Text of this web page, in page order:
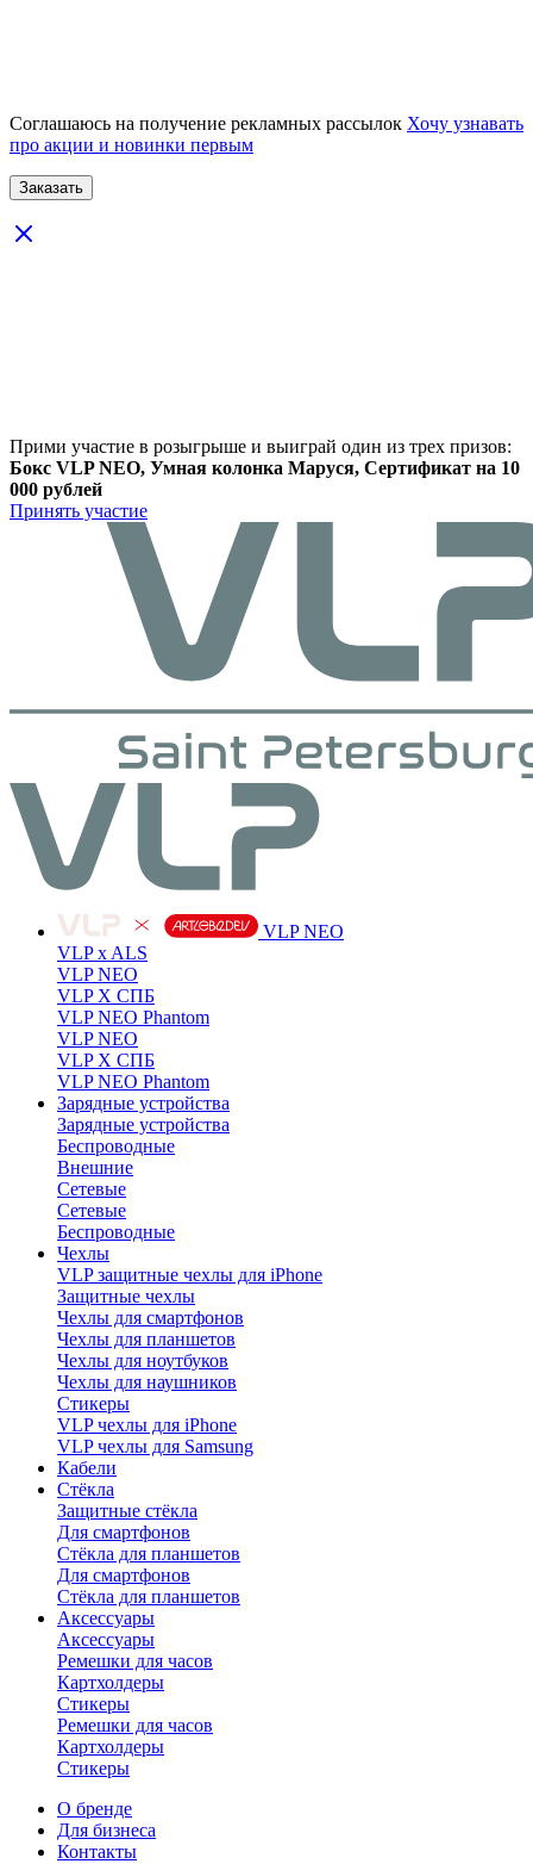
Соглашаюсь на получение рекламных рассылок Хочу узнавать
про акции и новинки первым
Прими участие в розыгрыше и выиграй один из трех призов:
Бокс VLP NEO, Умная колонка Маруся, Сертификат на 10
000 рублей
Принять участие
VLP NEO
VLP x ALS
VLP NEO
VLP X СПБ
VLP NEO Phantom
VLP NEO
VLP X СПБ
VLP NEO Phantom
Зарядные устройства
Зарядные устройства
Беспроводные
Внешние
Сетевые
Сетевые
Беспроводные
Чехлы
VLP защитные чехлы для iPhone
Защитные чехлы
Чехлы для смартфонов
Чехлы для планшетов
Чехлы для ноутбуков
Чехлы для наушников
Стикеры
VLP чехлы для iPhone
VLP чехлы для Samsung
Кабели
Стёкла
Защитные стёкла
Для смартфонов
Стёкла для планшетов
Для смартфонов
Стёкла для планшетов
Аксессуары
Аксессуары
Ремешки для часов
Картхолдеры
Стикеры
Ремешки для часов
Картхолдеры
Стикеры
О бренде
Для бизнеса
Контакты